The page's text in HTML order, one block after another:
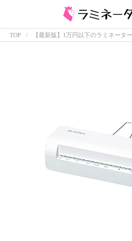
TOP 【最新版】1万円以下のラミネータ